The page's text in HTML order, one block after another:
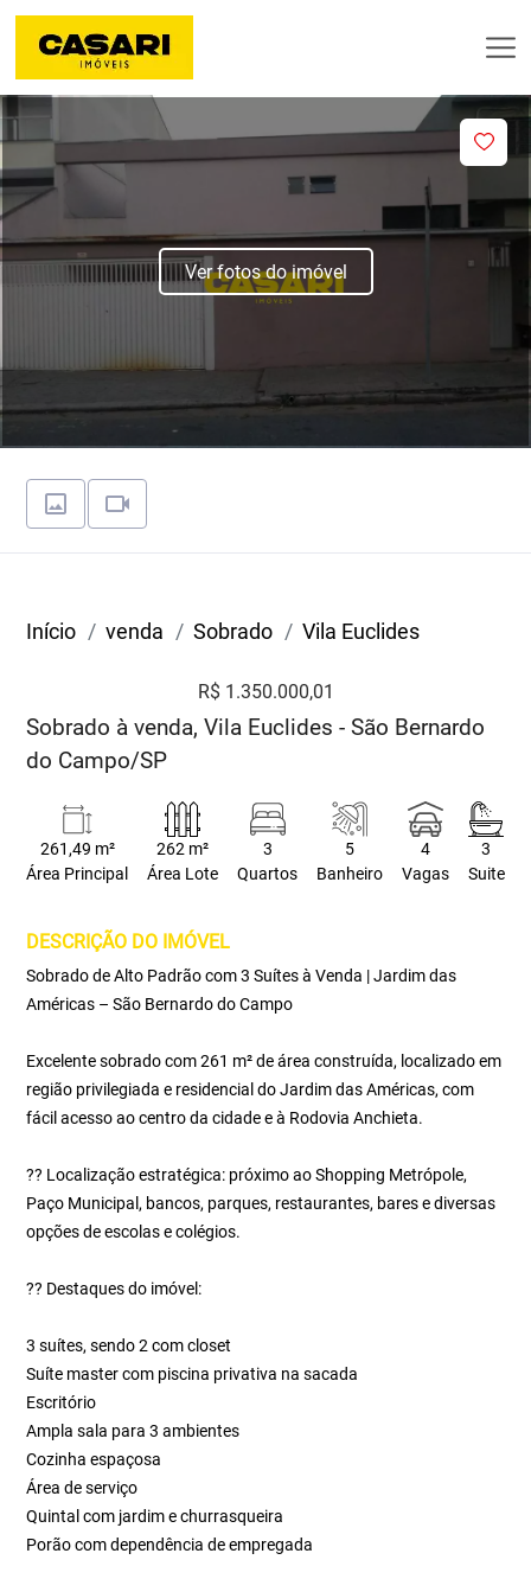
Ver fotos do imóvel
Início venda Sobrado Vila Euclides
R$ 1.350.000,01
Sobrado à venda, Vila Euclides - São Bernardo
do Campo/SP
261,49 m²
Área Principal
262 m²
Área Lote
3
Quartos
5
Banheiro
4
Vagas
3
Suite
DESCRIÇÃO DO IMÓVEL
Sobrado de Alto Padrão com 3 Suítes à Venda | Jardim das
Américas – São Bernardo do Campo
Excelente sobrado com 261 m² de área construída, localizado em
região privilegiada e residencial do Jardim das Américas, com
fácil acesso ao centro da cidade e à Rodovia Anchieta.
?? Localização estratégica: próximo ao Shopping Metrópole,
Paço Municipal, bancos, parques, restaurantes, bares e diversas
opções de escolas e colégios.
?? Destaques do imóvel:
3 suítes, sendo 2 com closet
Suíte master com piscina privativa na sacada
Escritório
Ampla sala para 3 ambientes
Cozinha espaçosa
Área de serviço
Quintal com jardim e churrasqueira
Porão com dependência de empregada